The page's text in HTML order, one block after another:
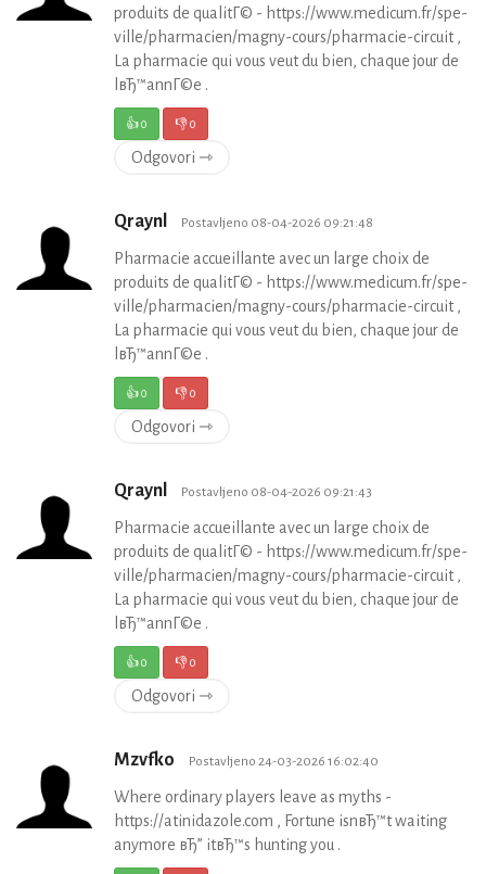
produits de qualitГ© - https://www.medicum.fr/spe-
ville/pharmacien/magny-cours/pharmacie-circuit ,
La pharmacie qui vous veut du bien, chaque jour de
lвЂ™annГ©e .
👍0 👎0
Odgovori ⇾
Qraynl Postavljeno 08-04-2026 09:21:48
Pharmacie accueillante avec un large choix de
produits de qualitГ© - https://www.medicum.fr/spe-
ville/pharmacien/magny-cours/pharmacie-circuit ,
La pharmacie qui vous veut du bien, chaque jour de
lвЂ™annГ©e .
👍0 👎0
Odgovori ⇾
Qraynl Postavljeno 08-04-2026 09:21:43
Pharmacie accueillante avec un large choix de
produits de qualitГ© - https://www.medicum.fr/spe-
ville/pharmacien/magny-cours/pharmacie-circuit ,
La pharmacie qui vous veut du bien, chaque jour de
lвЂ™annГ©e .
👍0 👎0
Odgovori ⇾
Mzvfko Postavljeno 24-03-2026 16:02:40
Where ordinary players leave as myths -
https://atinidazole.com , Fortune isnвЂ™t waiting
anymore вЂ” itвЂ™s hunting you .